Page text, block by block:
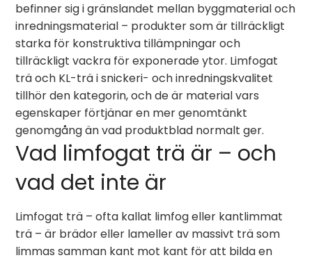
befinner sig i gränslandet mellan byggmaterial och
inredningsmaterial – produkter som är tillräckligt
starka för konstruktiva tillämpningar och
tillräckligt vackra för exponerade ytor. Limfogat
trä och KL-trä i snickeri- och inredningskvalitet
tillhör den kategorin, och de är material vars
egenskaper förtjänar en mer genomtänkt
genomgång än vad produktblad normalt ger.
Vad limfogat trä är – och
vad det inte är
Limfogat trä – ofta kallat limfog eller kantlimmat
trä – är brädor eller lameller av massivt trä som
limmas samman kant mot kant för att bilda en